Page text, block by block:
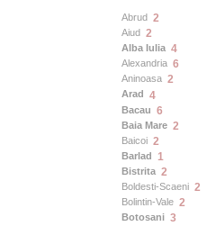
Abrud 2
Aiud 2
Alba Iulia 4
Alexandria 6
Aninoasa 2
Arad 4
Bacau 6
Baia Mare 2
Baicoi 2
Barlad 1
Bistrita 2
Boldesti-Scaeni 2
Bolintin-Vale 2
Botosani 3